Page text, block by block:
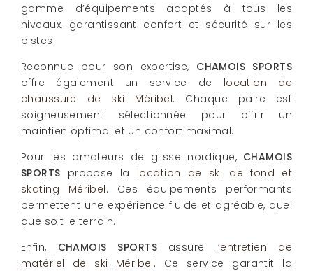
gamme d’équipements adaptés à tous les
niveaux, garantissant confort et sécurité sur les
pistes.
Reconnue pour son expertise, CHAMOIS SPORTS
offre également un service de location de
chaussure de ski Méribel. Chaque paire est
soigneusement sélectionnée pour offrir un
maintien optimal et un confort maximal.
Pour les amateurs de glisse nordique, CHAMOIS
SPORTS propose la location de ski de fond et
skating Méribel. Ces équipements performants
permettent une expérience fluide et agréable, quel
que soit le terrain.
Enfin, CHAMOIS SPORTS assure l’entretien de
matériel de ski Méribel. Ce service garantit la